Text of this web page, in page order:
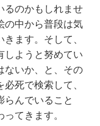
るのかもしれませ
の中から普段は気
ます。そして、
しようと努めてい
ないか、と、その
死で検索して、
らんでいること
てきます。